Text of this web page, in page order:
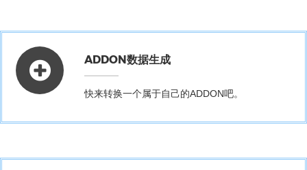
ADDON数据生成
快来转换一个属于自己的ADDON吧。